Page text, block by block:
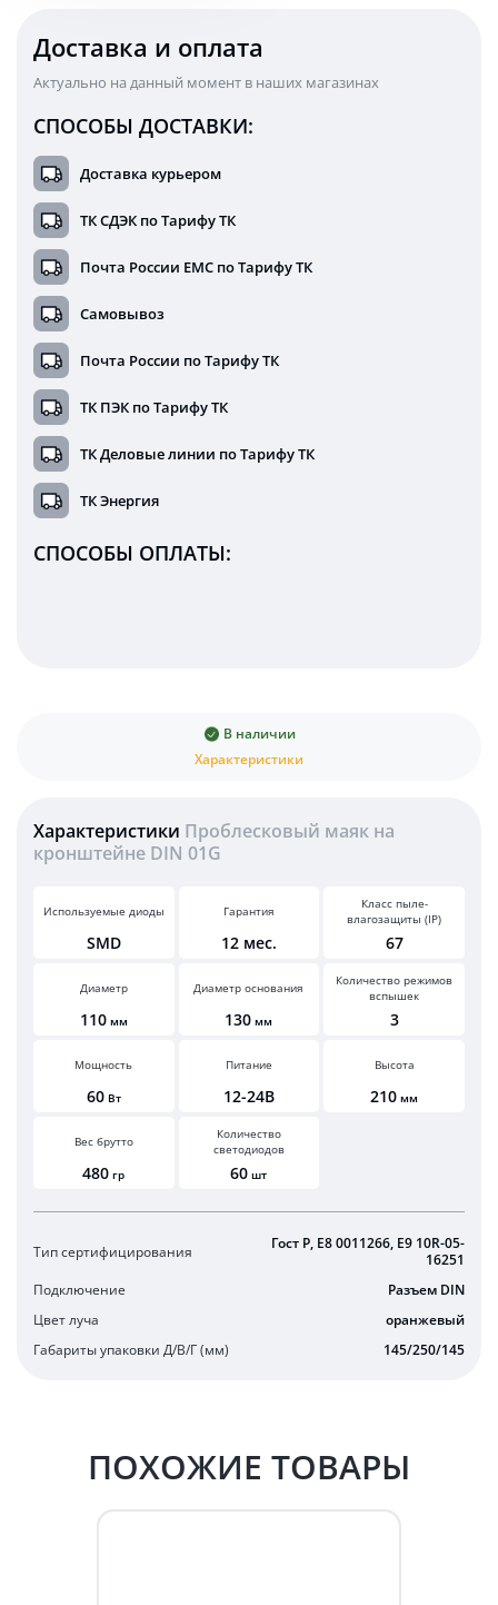
Доставка и оплата
Актуально на данный момент в наших магазинах
СПОСОБЫ ДОСТАВКИ:
Доставка курьером
ТК СДЭК по Тарифу ТК
Почта России ЕМС по Тарифу ТК
Самовывоз
Почта России по Тарифу ТК
ТК ПЭК по Тарифу ТК
ТК Деловые линии по Тарифу ТК
ТК Энергия
СПОСОБЫ ОПЛАТЫ:
Характеристики
В наличии
Характеристики Проблесковый маяк на
кронштейне DIN 01G
Используемые диоды
SMD
Гарантия
12 мес.
Класс пыле-
влагозащиты (IP)
67
Диаметр
110 мм
Диаметр основания
130 мм
Количество режимов
вспышек
3
Мощность
60 Вт
Питание
12-24В
Высота
210 мм
Вес брутто
480 гр
Количество
светодиодов
60 шт
Тип сертифицирования
Гост Р, E8 0011266, E9 10R-05-
16251
Подключение
Разъем DIN
Цвет луча
оранжевый
Габариты упаковки Д/В/Г (мм)
145/250/145
ПОХОЖИЕ ТОВАРЫ